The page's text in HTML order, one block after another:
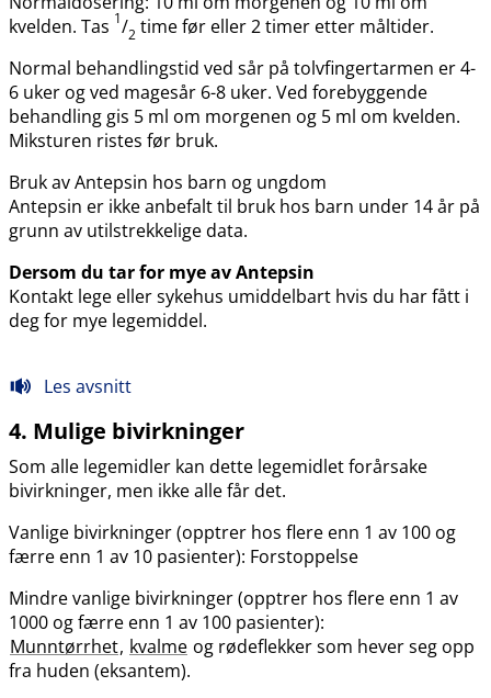
kvelden. Tas 1/2 time før eller 2 timer etter måltider.
Normal behandlingstid ved sår på tolvfingertarmen er 4-
6 uker og ved magesår 6-8 uker. Ved forebyggende
behandling gis 5 ml om morgenen og 5 ml om kvelden.
Miksturen ristes før bruk.
Bruk av Antepsin hos barn og ungdom
Antepsin er ikke anbefalt til bruk hos barn under 14 år på
grunn av utilstrekkelige data.
Dersom du tar for mye av Antepsin
Kontakt lege eller sykehus umiddelbart hvis du har fått i
deg for mye legemiddel.
Les avsnitt
4. Mulige bivirkninger
Som alle legemidler kan dette legemidlet forårsake
bivirkninger, men ikke alle får det.
Vanlige bivirkninger (opptrer hos flere enn 1 av 100 og
færre enn 1 av 10 pasienter): Forstoppelse
Mindre vanlige bivirkninger (opptrer hos flere enn 1 av
1000 og færre enn 1 av 100 pasienter):
Munntørrhet, kvalme og rødeflekker som hever seg opp
fra huden (eksantem).